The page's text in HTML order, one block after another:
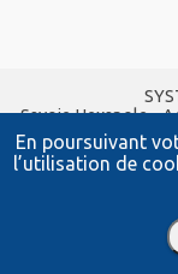
En poursuivant
l’utilisation de
Savoie Hexapole -
Tel : 04